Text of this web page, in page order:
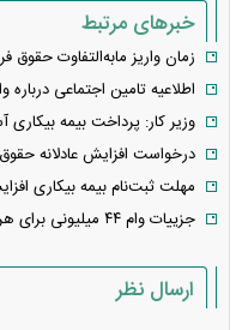
خبرهای مرتبط
زمان واریز مابه‌التفاوت حقوق
اطلاعیه تامین اجتماعی
وزیر کار: پرداخت بیمه
درخواست افزایش عادلانه
مهلت ثبت‌نام بیمه بیکاری
جزییات وام ۴۴ میلیونی برای هر کارگر / سامانه تسهیلات کات چیست؟
ارسال نظر